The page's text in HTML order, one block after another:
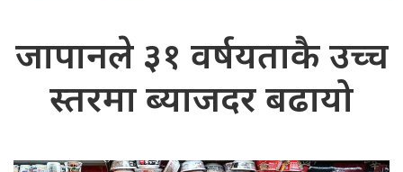
जापानले ३१ वर्षयताकै उच्च
स्तरमा ब्याजदर बढायो